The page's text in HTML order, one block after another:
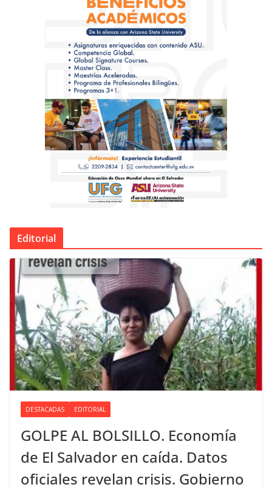
Editorial
DESTACADAS EDITORIAL
GOLPE AL BOLSILLO. Economía
de El Salvador en caída. Datos
oficiales revelan crisis. Gobierno